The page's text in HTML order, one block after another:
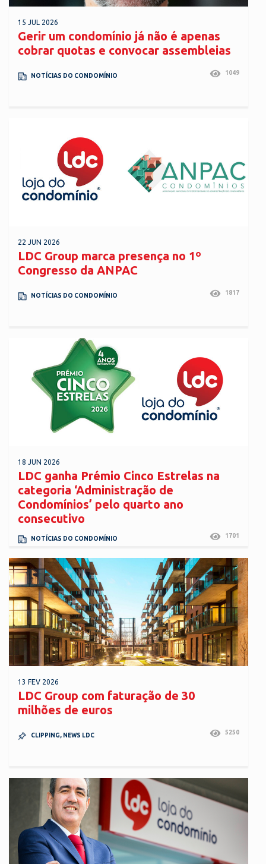
15 JUL 2026
Gerir um condomínio já não é apenas
cobrar quotas e convocar assembleias
NOTÍCIAS DO CONDOMÍNIO 1049
22 JUN 2026
LDC Group marca presença no 1º
Congresso da ANPAC
NOTÍCIAS DO CONDOMÍNIO 1817
18 JUN 2026
LDC ganha Prémio Cinco Estrelas na
categoria ‘Administração de
Condomínios’ pelo quarto ano
consecutivo
NOTÍCIAS DO CONDOMÍNIO 1701
13 FEV 2026
LDC Group com faturação de 30
milhões de euros
CLIPPING, NEWS LDC 5250